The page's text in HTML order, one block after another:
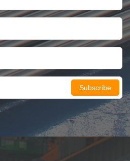
Subscribe